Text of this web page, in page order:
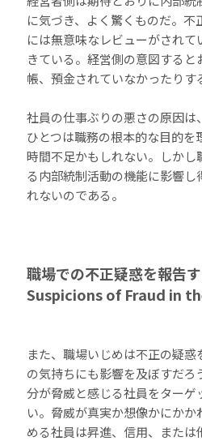
に気づき、よく驚くものだ。
には無意味なレビューがされ
きている。経営側の意図する
帳、預金されていなかったりす
社員の仕事ぶりの悪さの原因は
ひとつは職務の根本的な目的を
時間不足かもしれない。しかし
る内部統制活動の機能に影響し
れないのである。
職場での不正疑惑を報
Suspicions of Fraud in
また、職場いじめは不正の疑
の気持ちにも影響を及ぼすだろ
分が脅威と感じる社員をターゲ
い。脅威が真実か想像かにか
める社員は昇進、信用、または